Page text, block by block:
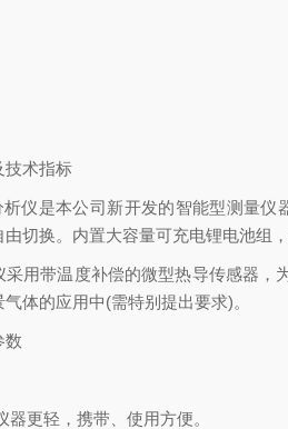
技术指标
仪是本公司新开发的智能型测量
由切换。内置大容量可充电锂电池组
采用带温度补偿的微型热导传感器，
体的应用中(需特别提出要求)。
数
器更轻，携带、使用方便。